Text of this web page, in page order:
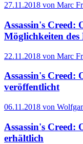
27.11.2018 von Marc
Assassin's Creed:
Möglichkeiten des
22.11.2018 von Marc
Assassin's Creed:
veröffentlicht
06.11.2018 von
Assassin's Creed:
erhältlich